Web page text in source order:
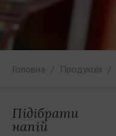
Головна Продукція
Підібрати
напій